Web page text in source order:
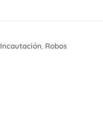
Incautación Robos